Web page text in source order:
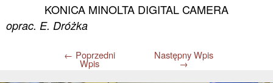
KONICA MINOLTA DIGITAL CAMERA
oprac. E. Dróżka
← Poprzedni
Wpis
Następny Wpis
→